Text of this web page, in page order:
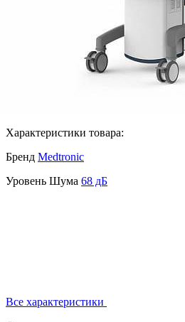
Характеристики товара:
Бренд Medtronic
Уровень Шума 68 дБ
Все характеристики